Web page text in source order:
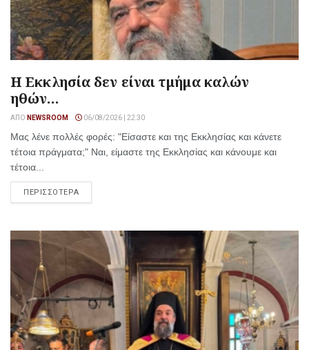
Η Εκκλησία δεν είναι τμήμα καλών
ηθών…
ΑΠΌ NEWSROOM 06/08/2026 | 22:30
Μας λένε πολλές φορές: "Είσαστε και της Εκκλησίας και κάνετε
τέτοια πράγματα;" Ναι, είμαστε της Εκκλησίας και κάνουμε και
τέτοια...
ΠΕΡΙΣΣΟΤΕΡΑ